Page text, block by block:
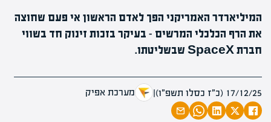
המיליארדר האמריקני הפך לאדם הראשון אי פעם שחוצה
את הרף הכלכלי המרשים – בעיקר בזכות זינוק חד בשווי
חברת SpaceX שבשליטתו.
17/12/25 (כ״ז כסלו תשפ״ו) | מערכת אפיק